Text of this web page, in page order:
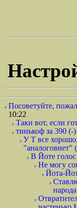
Посоветуйте,
10:22
Таки вот, если
тинькоф за 390 (-)
У Т все
В Йоте
Не могу
Йота-